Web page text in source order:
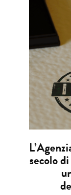
secolo